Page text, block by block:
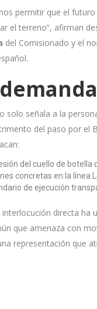
permitir que el
el terreno”, afirman
del Comisionado y el
solo señala a la
del paso por el
del cuello de
concretas en la línea
de ejecución
interlocución directa ha
que amenaza con
representación que